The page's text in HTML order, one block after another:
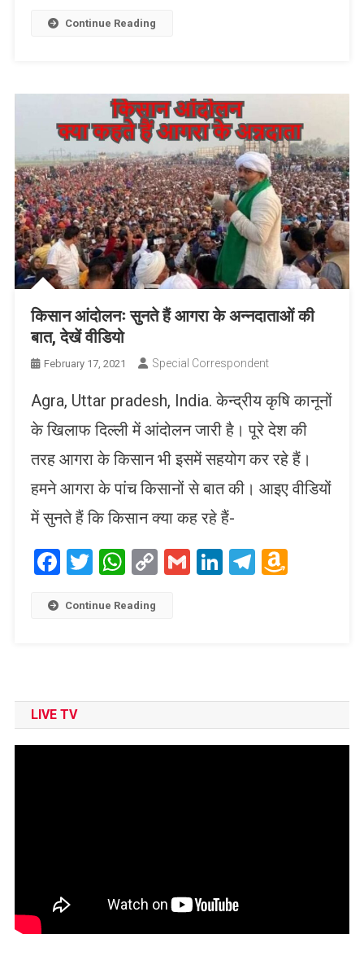
Continue Reading
किसान आंदोलनः सुनते हैं आगरा के अन्नदाताओं की
बात, देखें वीडियो
February 17, 2021 Special Correspondent
Agra, Uttar pradesh, India. केन्द्रीय कृषि कानूनों
के खिलाफ दिल्ली में आंदोलन जारी है। पूरे देश की
तरह आगरा के किसान भी इसमें सहयोग कर रहे हैं।
हमने आगरा के पांच किसानों से बात की। आइए वीडियों
में सुनते हैं कि किसान क्या कह रहे हैं-
Facebook
TwitterWhatsApp
CopyGmailLinkedIn
Telegram
Continue Reading
LIVE TV